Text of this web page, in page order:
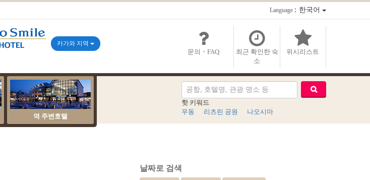
Language：한국어
문의・FAQ
최근 확인한 숙
소
위시리스트
카가와 지역
역 주변호텔
핫 키워드
우동
리츠린 공원 나오시마
날짜로 검색